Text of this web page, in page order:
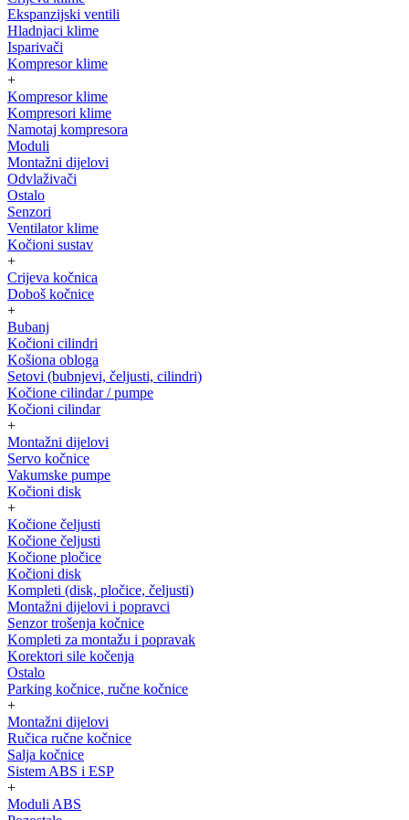
Ekspanzijski ventili
Hladnjaci klime
Isparivači
Kompresor klime
+
Kompresor klime
Kompresori klime
Namotaj kompresora
Moduli
Montažni dijelovi
Odvlaživači
Ostalo
Senzori
Ventilator klime
Kočioni sustav
+
Crijeva kočnica
Doboš kočnice
+
Bubanj
Kočioni cilindri
Košiona obloga
Setovi (bubnjevi, čeljusti, cilindri)
Kočione cilindar / pumpe
Kočioni cilindar
+
Montažni dijelovi
Servo kočnice
Vakumske pumpe
Kočioni disk
+
Kočione čeljusti
Kočione čeljusti
Kočione pločice
Kočioni disk
Kompleti (disk, pločice, čeljusti)
Montažni dijelovi i popravci
Senzor trošenja kočnice
Kompleti za montažu i popravak
Korektori sile kočenja
Ostalo
Parking kočnice, ručne kočnice
+
Montažni dijelovi
Ručica ručne kočnice
Salja kočnice
Sistem ABS i ESP
+
Moduli ABS